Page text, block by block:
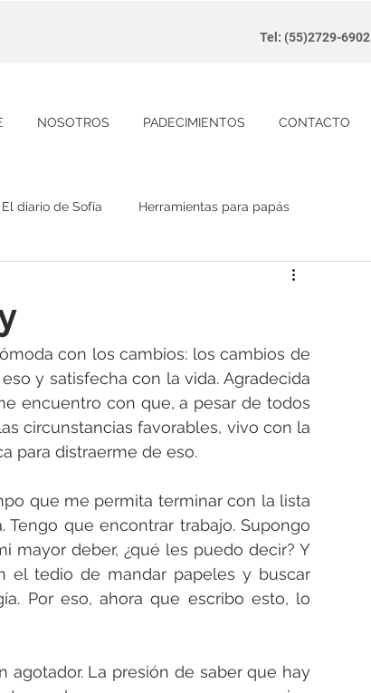
Tel: (55)2729-6902
NOSOTROS PADECIMIENTOS CONTACTO
El diario de Sofía Herramientas para papás
con los cambios: los cambios de
y satisfecha con la vida. Agradecida
encuentro con que, a pesar de todos
circunstancias favorables, vivo con la
para distraerme de eso.
que me permita terminar con la lista
que encontrar trabajo. Supongo
mayor deber, ¿qué les puedo decir? Y
el tedio de mandar papeles y buscar
Por eso, ahora que escribo esto, lo
agotador. La presión de saber que hay